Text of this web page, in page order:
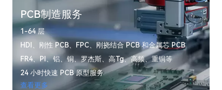
PCB制造服务
1-64 层
HDI、刚性 PCB、FPC、刚挠结合 PCB 和金属芯 PCB
FR4、PI、铝、铜、罗杰斯、高Tg、高频、重铜等
24 小时快速 PCB 原型服务
查看更多